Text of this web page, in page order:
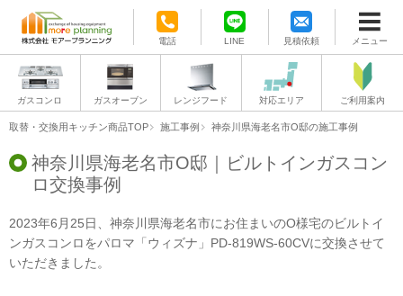
電話 LINE 見積依頼 メニュー
ガスコンロ ガスオーブン レンジフード 対応エリア ご利用案内
取替・交換用キッチン商品TOP 施工事例 神奈川県海老名市O邸の施工事例
神奈川県海老名市O邸｜ビルトインガスコン
ロ交換事例
2023年6月25日、神奈川県海老名市にお住まいのO様宅のビルトイ
ンガスコンロをパロマ「ウィズナ」PD-819WS-60CVに交換させて
いただきました。